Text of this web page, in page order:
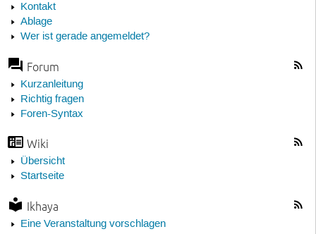
Kontakt
Ablage
Wer ist gerade angemeldet?
Forum
Kurzanleitung
Richtig fragen
Foren-Syntax
Wiki
Übersicht
Startseite
Ikhaya
Eine Veranstaltung vorschlagen